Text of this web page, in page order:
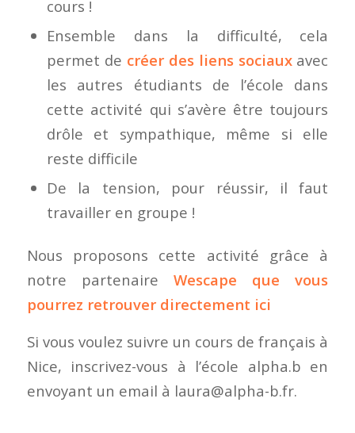
cours !
Ensemble dans la difficulté, cela
permet de créer des liens sociauxavec
les autres étudiants de l’école dans
cette activité qui s’avère être toujours
drôle et sympathique, même si elle
reste difficile
De la tension, pour réussir, il faut
travailler en groupe !
Nous proposons cette activité grâce à
notre partenaire Wescape que vous
pourrez retrouver directement ici
Si vous voulez suivre un cours de français à
Nice, inscrivez-vous à l’école alpha.b en
envoyant un email à laura@alpha-b.fr.